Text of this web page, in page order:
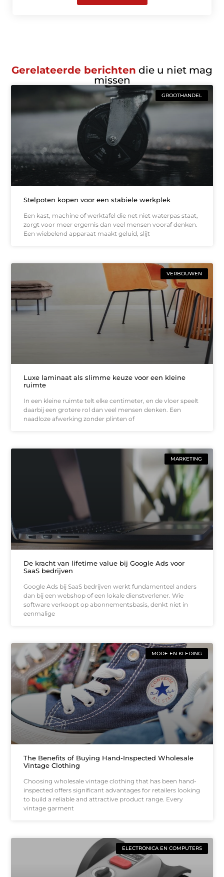
Gerelateerde berichten die u niet mag
missen
GROOTHANDEL
Stelpoten kopen voor een stabiele werkplek
Een kast, machine of werktafel die net niet waterpas staat,
zorgt voor meer ergernis dan veel mensen vooraf denken.
Een wiebelend apparaat maakt geluid, slijt
VERBOUWEN
Luxe laminaat als slimme keuze voor een kleine
ruimte
In een kleine ruimte telt elke centimeter, en de vloer speelt
daarbij een grotere rol dan veel mensen denken. Een
naadloze afwerking zonder plinten of
MARKETING
De kracht van lifetime value bij Google Ads voor
SaaS bedrijven
Google Ads bij SaaS bedrijven werkt fundamenteel anders
dan bij een webshop of een lokale dienstverlener. Wie
software verkoopt op abonnementsbasis, denkt niet in
eenmalige
MODE EN KLEDING
The Benefits of Buying Hand-Inspected Wholesale
Vintage Clothing
Choosing wholesale vintage clothing that has been hand-
inspected offers significant advantages for retailers looking
to build a reliable and attractive product range. Every
vintage garment
ELECTRONICA EN COMPUTERS